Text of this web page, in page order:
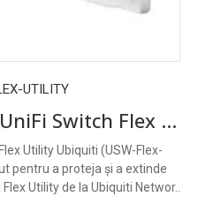
UTILITY
Carcasă Exterioară UniFi Switch Flex Utility Ubiquiti, Patch Cord si Injector PoE 60W incluse - USW-Flex-Utility
Utility Ubiquiti (USW-Flex-
pentru a proteja și a extinde
Utility de la Ubiquiti Networ..